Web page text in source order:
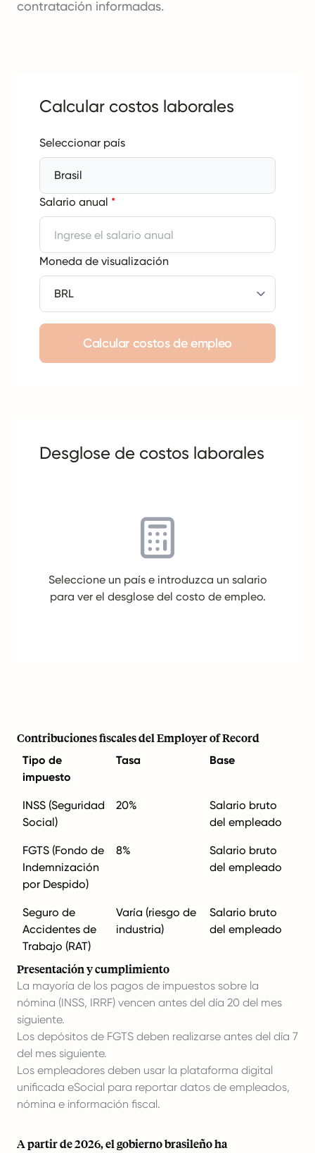
contratación informadas.
Calcular costos laborales
Seleccionar país
Brasil
Salario anual *
Moneda de visualización
Calcular costos de empleo
Desglose de costos laborales
Seleccione un país e introduzca un salario
para ver el desglose del costo de empleo.
Contribuciones fiscales del Employer of Record
Tipo de
impuesto
Tasa Base
INSS (Seguridad
Social)
20%
Salario bruto
del empleado
FGTS (Fondo de
Indemnización
por Despido)
8%
Salario bruto
del empleado
Seguro de
Accidentes de
Trabajo (RAT)
Varía (riesgo de
industria)
Salario bruto
del empleado
Presentación y cumplimiento
La mayoría de los pagos de impuestos sobre la
nómina (INSS, IRRF) vencen antes del día 20 del mes
siguiente.
Los depósitos de FGTS deben realizarse antes del día 7
del mes siguiente.
Los empleadores deben usar la plataforma digital
unificada eSocial para reportar datos de empleados,
nómina e información fiscal.
A partir de 2026, el gobierno brasileño ha